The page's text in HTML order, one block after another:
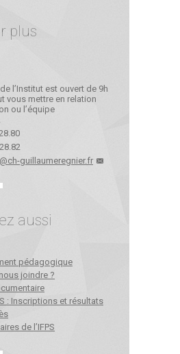
plus
l’Institut est ouvert de 9h
vous mettre en relation
ou l’équipe
guillaumeregnier.fr
aussi
pédagogique
joindre ?
: Inscriptions et résultats
de l’IFPS